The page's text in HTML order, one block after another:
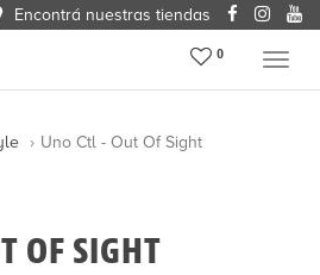
Encontrá nuestras tiendas
Menu
0
Uno Ctl - Out Of Sight
OF SIGHT